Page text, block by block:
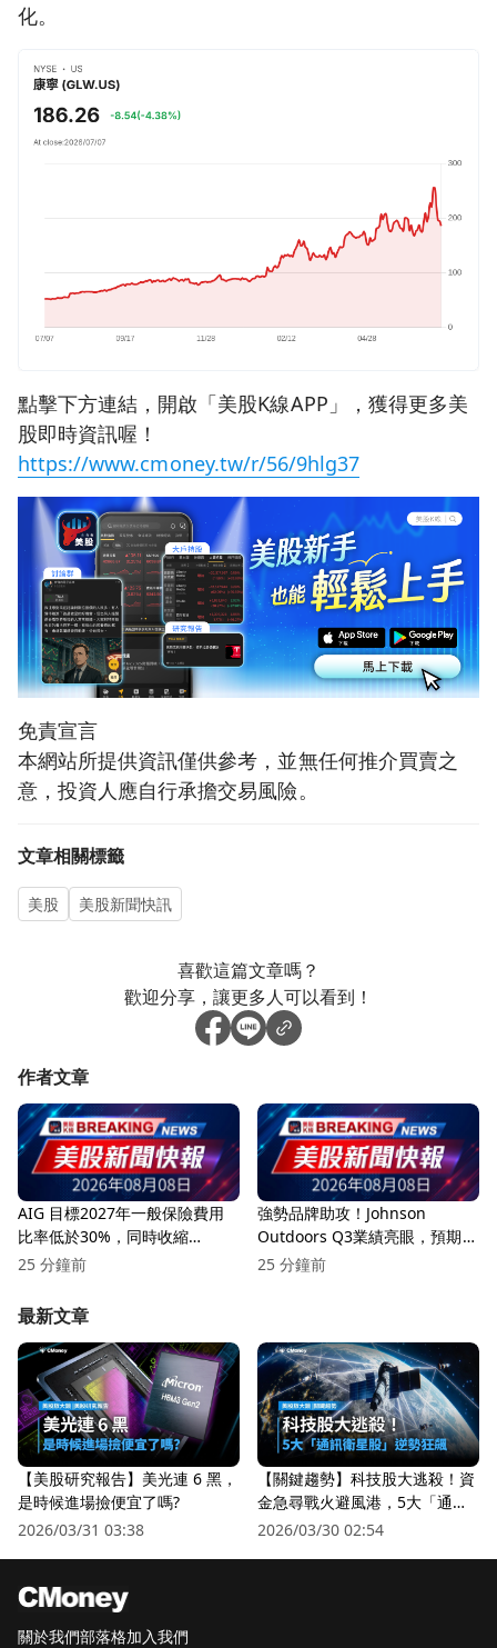
化。
點擊下方連結，開啟「美股K線APP」，獲得更多美
股即時資訊喔！
https://www.cmoney.tw/r/56/9hlg37
免責宣言
本網站所提供資訊僅供參考，並無任何推介買賣之
意，投資人應自行承擔交易風險。
文章相關標籤
美股 美股新聞快訊
喜歡這篇文章嗎？
歡迎分享，讓更多人可以看到！
作者文章
AIG 目標2027年一般保險費用
比率低於30%，同時收縮
Lexington財產業務！
25 分鐘前
強勢品牌助攻！Johnson
Outdoors Q3業績亮眼，預期全
年稅負將達500萬至600萬元
25 分鐘前
最新文章
【美股研究報告】美光連 6 黑，
是時候進場撿便宜了嗎?
2026/03/31 03:38
【關鍵趨勢】科技股大逃殺！資
金急尋戰火避風港，5大「通訊
衛星股」逆勢狂飆
2026/03/30 02:54
關於我們部落格加入我們